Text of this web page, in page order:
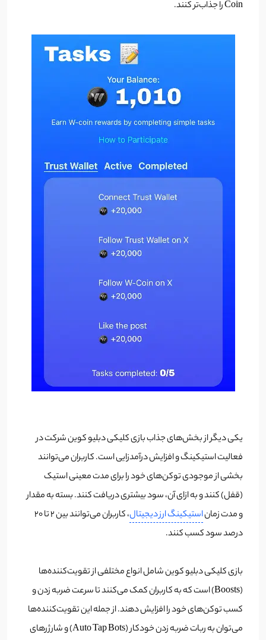
Coin را جذاب‌تر کنند.
یکی دیگر از بخش‌های جذاب بازی کلیکی دبلیو کوین شرکت در
فعالیت استیکینگ و افزایش درآمدزایی است. کاربران می‌توانند
بخشی از موجودی توکن‌های خود را برای مدت معینی استیک
(قفل) کنند و به ازای آن، سود بیشتری دریافت کنند. بسته به مقدار
و مدت زماناستیکینگ ارز دیجیتال
، کاربران می‌توانند بین ۲ تا ۲۰
درصد سود کسب کنند.
بازی کلیکی دبلیو کوین شامل انواع مختلفی از تقویت‌کننده‌ها
(Boosts) است که به کاربران کمک می‌کنند تا سرعت ضربه زدن و
کسب توکن‌های خود را افزایش دهند. از جمله این تقویت‌کننده‌ها
می‌توان به ربات ضربه زدن خودکار (Auto Tap Bots) و شارژرهای